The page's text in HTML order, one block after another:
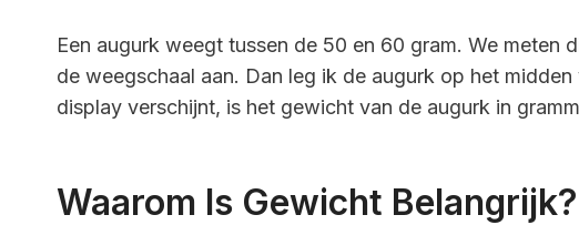
Een augurk weegt tussen de 50 en 60 gram. We meten
de weegschaal aan. Dan leg ik de augurk op het
display verschijnt, is het gewicht van de augurk in
Waarom Is Gewicht Belangrijk?